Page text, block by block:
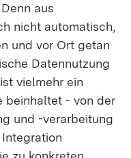
aus
nicht automatisch,
und vor Ort getan
Datennutzung
vielmehr ein
beinhaltet - von der
und -verarbeitung